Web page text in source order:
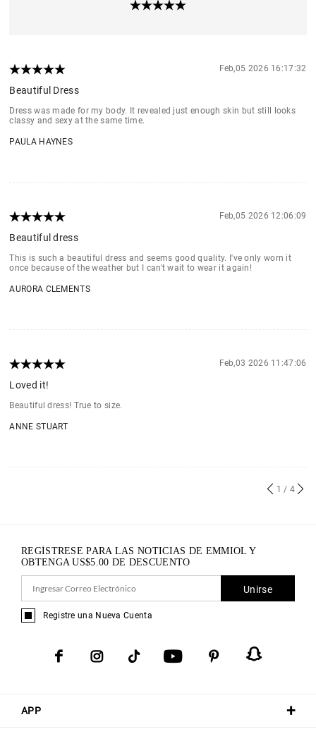
Feb,05 2026 16:17:32
Beautiful Dress
Dress was made for my body. It revealed just enough skin but still looks
classy and sexy at the same time.
PAULA HAYNES
Feb,05 2026 12:06:09
Beautiful dress
This is such a beautiful dress and seems good quality. I've only worn it
once because of the weather but I can't wait to wear it again!
AURORA CLEMENTS
Feb,03 2026 11:47:06
Loved it!
Beautiful dress! True to size.
ANNE STUART
1 / 4
APP
REGÍSTRESE PARA LAS NOTICIAS DE EMMIOL Y
OBTENGAUS$5.00 DE DESCUENTO
Unirse
Registre una Nueva Cuenta